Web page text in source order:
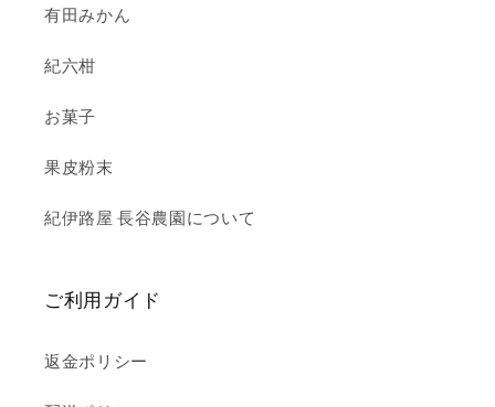
有田みかん
紀六柑
お菓子
果皮粉末
紀伊路屋 長谷農園について
ご利用ガイド
返金ポリシー